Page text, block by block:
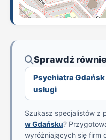
Sprawdź
Psychiatra
usługi
Szukasz specjalistów z
w Gdańsku?
wyróżniających się firm